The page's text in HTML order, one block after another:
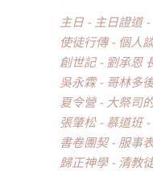
主日 主日證道
使徒行傳
個人
創世記
劉承恩
吳永霖
哥林多
夏令營
大祭司
張肇松
慕道班
書卷團契
服事
歸正神學
清教